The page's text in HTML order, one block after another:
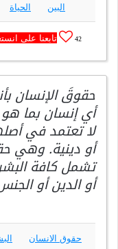
البين الحياة
42 تابعنا على
حقوقَ الإنسان
أي إنسان بما
لا تعتمد في
أو دينية. وهي
تشمل كافة
أو الدين أو
حقوق الانسان